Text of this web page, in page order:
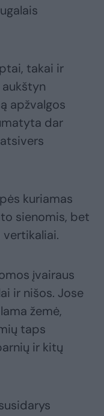
takai ir
apžvalgos
dar
kuriamas
sienomis, bet
įvairaus
ir nišos. Jose
žemė,
taps
ir kitų